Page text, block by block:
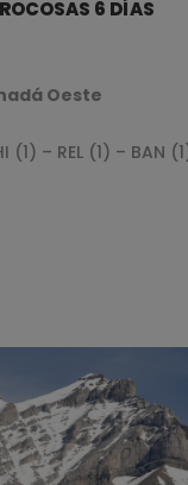
6 DÍAS
Oeste
(1) – REL (1) – BAN